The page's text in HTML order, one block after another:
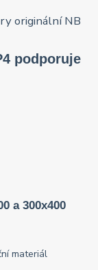
podporuje
a 300x400